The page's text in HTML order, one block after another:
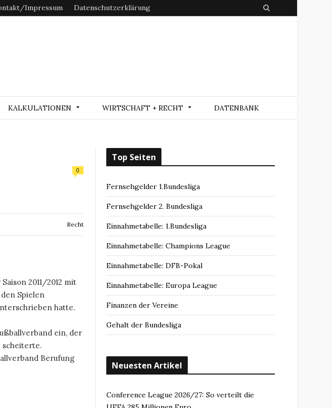
Impressum Datenschutzerklärung
KALKULATIONEN WIRTSCHAFT + RECHT DATENBANK
0
Recht
2011/2012 mit
Spielen
hatte.
ein, der
scheiterte.
Berufung
Top Seiten
Fernsehgelder 1.Bundesliga
Fernsehgelder 2. Bundesliga
Einnahmetabelle: 1.Bundesliga
Einnahmetabelle: Champions League
Einnahmetabelle: DFB-Pokal
Einnahmetabelle: Europa League
Finanzen der Vereine
Gehalt der Bundesliga
Neuesten Artikel
Conference League 2026/27: So verteilt die